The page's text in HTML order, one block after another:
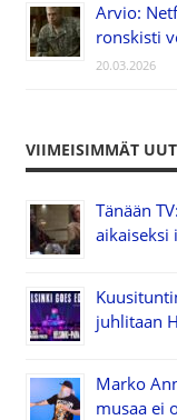
Arvio:
ronskisti
20.03.2026
VIIMEISIMMÄT
Tänään
aikaiseksi
juhlitaan
Marko
musaa ei